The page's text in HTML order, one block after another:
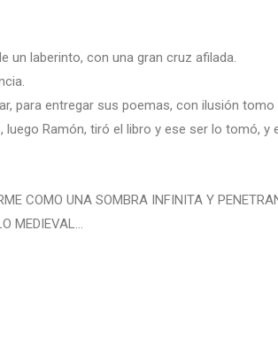
un laberinto, con una gran cruz afilada.
para entregar sus poemas, con ilusión
Ramón, tiró el libro y ese ser lo tomó,
COMO UNA SOMBRA INFINITA Y
MEDIEVAL…